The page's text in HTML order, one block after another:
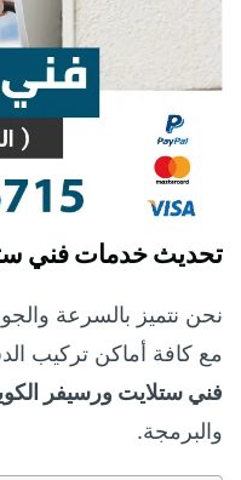
تحديث خدمات فني
نحن نتميز بالسرعة
مع كافة أماكن تركيب
فني ستلايت ورسيفر
والبرمجة.